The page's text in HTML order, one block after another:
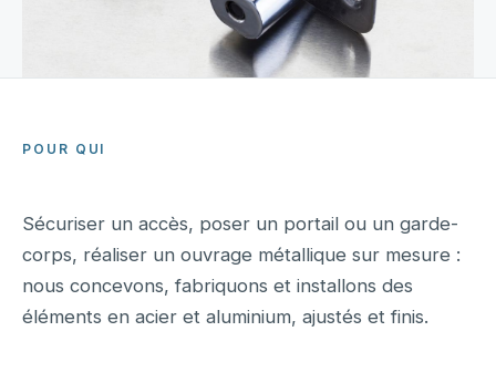
POUR QUI
Sécuriser un accès, poser un portail ou un garde-
corps, réaliser un ouvrage métallique sur mesure :
nous concevons, fabriquons et installons des
éléments en acier et aluminium, ajustés et finis.